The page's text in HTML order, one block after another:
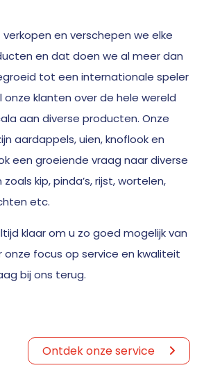
verkopen en verschepen we elke
en dat doen we al meer dan
tot een internationale speler
onze klanten over de hele wereld
aan diverse producten. Onze
aardappels, uien, knoflook en
een groeiende vraag naar diverse
kip, pinda’s, rijst, wortelen,
etc.
klaar om u zo goed mogelijk van
onze focus op service en kwaliteit
bij ons terug.
Ontdek onze service